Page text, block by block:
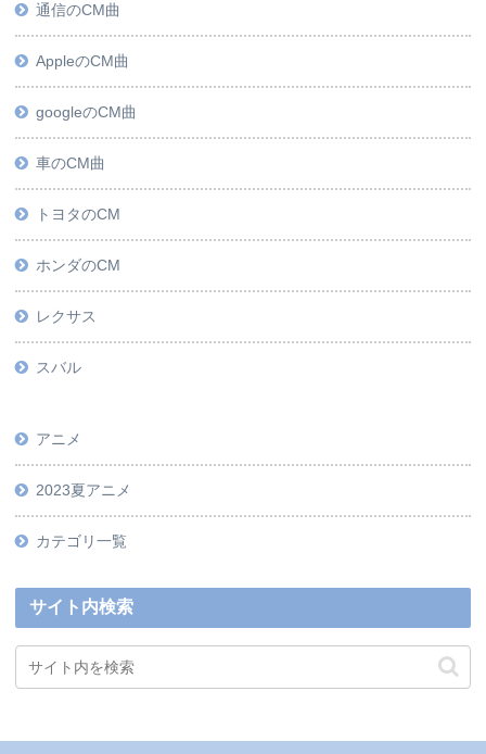
通信のCM曲
AppleのCM曲
googleのCM曲
車のCM曲
トヨタのCM
ホンダのCM
レクサス
スバル
アニメ
2023夏アニメ
カテゴリ一覧
サイト内検索